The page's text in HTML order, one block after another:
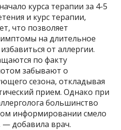
курса терапии за 4-5
и курс терапии,
что позволяет
на длительное
от аллергии.
по факту
забывают о
сезона, откладывая
прием. Однако при
большинство
информировании смело
добавила врач.